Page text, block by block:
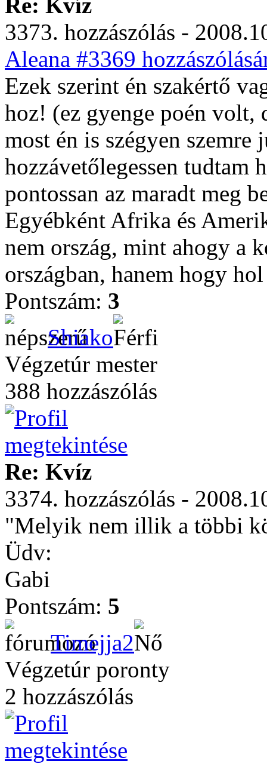
3373. hozzászólás -
Aleana #3369
Ezek szerint én szakértő
hoz! (ez gyenge poén
most én is szégyen szemre
hozzávetőlegessen tudtam
pontossan az maradt meg
Egyébként Afrika és
nem ország, mint ahogy a
országban, hanem hogy
Pontszám: 3
Shiako
Végzetúr mester
388 hozzászólás
Re: Kvíz
3374. hozzászólás -
"Melyik nem illik a többi
Üdv:
Gabi
Pontszám: 5
Timejja2
Végzetúr poronty
2 hozzászólás